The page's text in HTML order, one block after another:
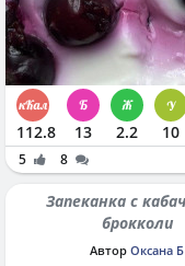
112.8 13 2.2 10
5 8
Запеканка с кабачком и
брокколи
Автор Оксана Б